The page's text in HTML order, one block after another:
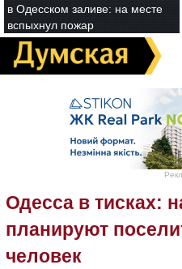
в Одесском заливе: на месте
вспыхнул пожар
Одесса в тисках:
планируют
человек